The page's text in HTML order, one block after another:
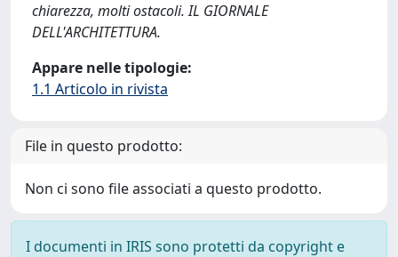
chiarezza, molti ostacoli. IL GIORNALE
DELL'ARCHITETTURA.
Appare nelle tipologie:
1.1 Articolo in rivista
File in questo prodotto:
Non ci sono file associati a questo prodotto.
I documenti in IRIS sono protetti da copyright e